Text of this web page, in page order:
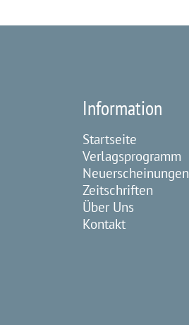
Information
Startseite
Verlagsprogramm
Neuerscheinungen
Zeitschriften
Über Uns
Kontakt